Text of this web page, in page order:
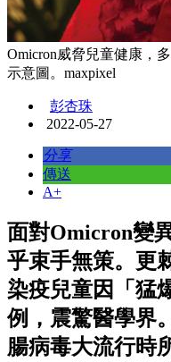
Omicron威脅兒童健康，
示意圖。maxpixel
彭杏珠
2022-05-27
分享
傳送
A+
面對Omicron變
乎束手無策。更
染疫兒童因「猛
例，震驚醫學界
腸病毒大流行時